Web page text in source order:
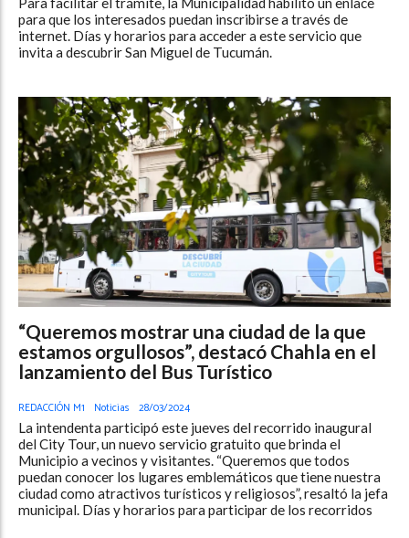
para que los interesados puedan inscribirse a través de
internet. Días y horarios para acceder a este servicio que
invita a descubrir San Miguel de Tucumán.
“Queremos mostrar una ciudad de la que
estamos orgullosos”, destacó Chahla en el
lanzamiento del Bus Turístico
REDACCIÓN M1 Noticias 28/03/2024
La intendenta participó este jueves del recorrido inaugural
del City Tour, un nuevo servicio gratuito que brinda el
Municipio a vecinos y visitantes. “Queremos que todos
puedan conocer los lugares emblemáticos que tiene nuestra
ciudad como atractivos turísticos y religiosos”, resaltó la jefa
municipal. Días y horarios para participar de los recorridos